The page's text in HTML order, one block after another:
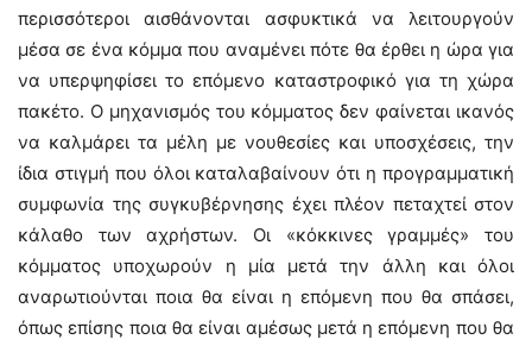
περισσότεροι αισθάνονται ασφυκτικά να λειτουργούν
μέσα σε ένα κόμμα που αναμένει πότε θα έρθει η ώρα για
να υπερψηφίσει το επόμενο καταστροφικό για τη χώρα
πακέτο. Ο μηχανισμός του κόμματος δεν φαίνεται ικανός
να καλμάρει τα μέλη με νουθεσίες και υποσχέσεις, την
ίδια στιγμή που όλοι καταλαβαίνουν ότι η προγραμματική
συμφωνία της συγκυβέρνησης έχει πλέον πεταχτεί στον
κάλαθο των αχρήστων. Οι «κόκκινες γραμμές» του
κόμματος υποχωρούν η μία μετά την άλλη και όλοι
αναρωτιούνται ποια θα είναι η επόμενη που θα σπάσει,
όπως επίσης ποια θα είναι αμέσως μετά η επόμενη που θα